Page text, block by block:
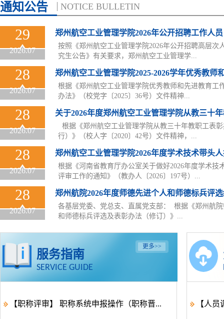
通知公告 NOTICE BULLETIN
29
2026.07
郑州航空工业管理学院2026年公开招聘工作人
按照《郑州航空工业管理学院2026年公开招聘高层次
究生公告》有关要求，郑州航空工业管理学...
28
2026.07
郑州航空工业管理学院2025-2026学年优秀教师
根据《郑州航空工业管理学院优秀教师和先进教育工
办法》（校党字〔2025〕36号）文件精神...
28
2026.07
关于2026年度郑州航空工业管理学院从教三十
根据《郑州航空工业管理学院从教三十年教职工表
行）》（校人字〔2020〕42号）文件精神，...
28
2026.07
郑州航空工业管理学院2026年度学术技术带头
根据《河南省教育厅办公室关于做好2026年度学术技
评审工作的通知》（教办人〔2026〕197号）...
28
2026.07
郑州航院2026年度师德先进个人和师德标兵评
各基层党委、党总支、直属党支部： ​根据《郑州航
和师德标兵评选及表彰办法（修订）》...
服务指南
SERVICE GUIDE
更多>>
【职称评审】 职称系统申报操作（职称晋... 【人